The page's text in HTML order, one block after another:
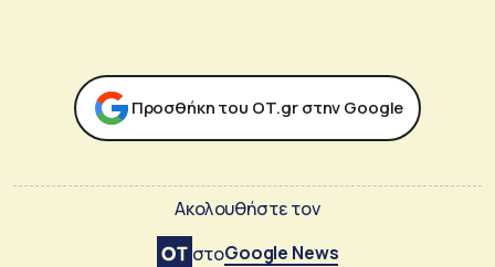
Προσθήκη του ΟΤ.gr στην Google
Ακολουθήστε τον
στοGoogle News